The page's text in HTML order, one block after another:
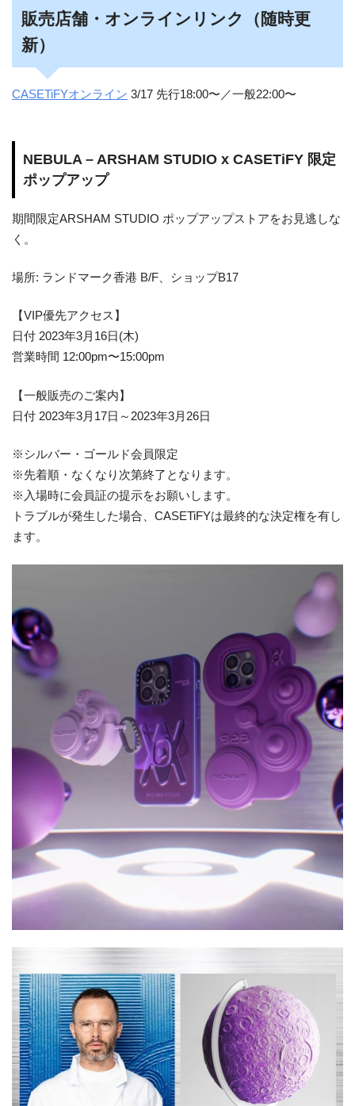
販売店舗・オンラインリンク（随時更
新）
CASETiFYオンライン 3/17 先行18:00〜／一般22:00〜
NEBULA – ARSHAM STUDIO x CASETiFY 限定
ポップアップ
期間限定ARSHAM STUDIO ポップアップストアをお見逃しな
く。
場所: ランドマーク香港 B/F、ショップB17
【VIP優先アクセス】
日付 2023年3月16日(木)
営業時間 12:00pm〜15:00pm
【一般販売のご案内】
日付 2023年3月17日～2023年3月26日
※シルバー・ゴールド会員限定
※先着順・なくなり次第終了となります。
※入場時に会員証の提示をお願いします。
トラブルが発生した場合、CASETiFYは最終的な決定権を有し
ます。